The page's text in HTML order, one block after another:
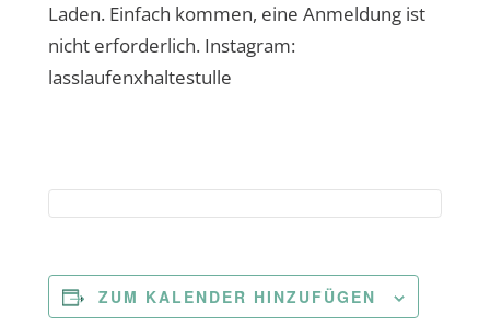
Laden. Einfach kommen, eine Anmeldung ist
nicht erforderlich. Instagram:
lasslaufenxhaltestulle
ZUM KALENDER HINZUFÜGEN